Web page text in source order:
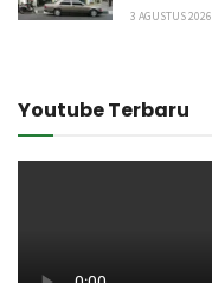
3 AGUSTUS 2026
Youtube Terbaru